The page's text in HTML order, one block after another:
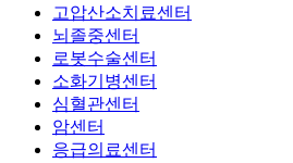
고압산소치료센터
뇌졸중센터
로봇수술센터
소화기병센터
심혈관센터
암센터
응급의료센터